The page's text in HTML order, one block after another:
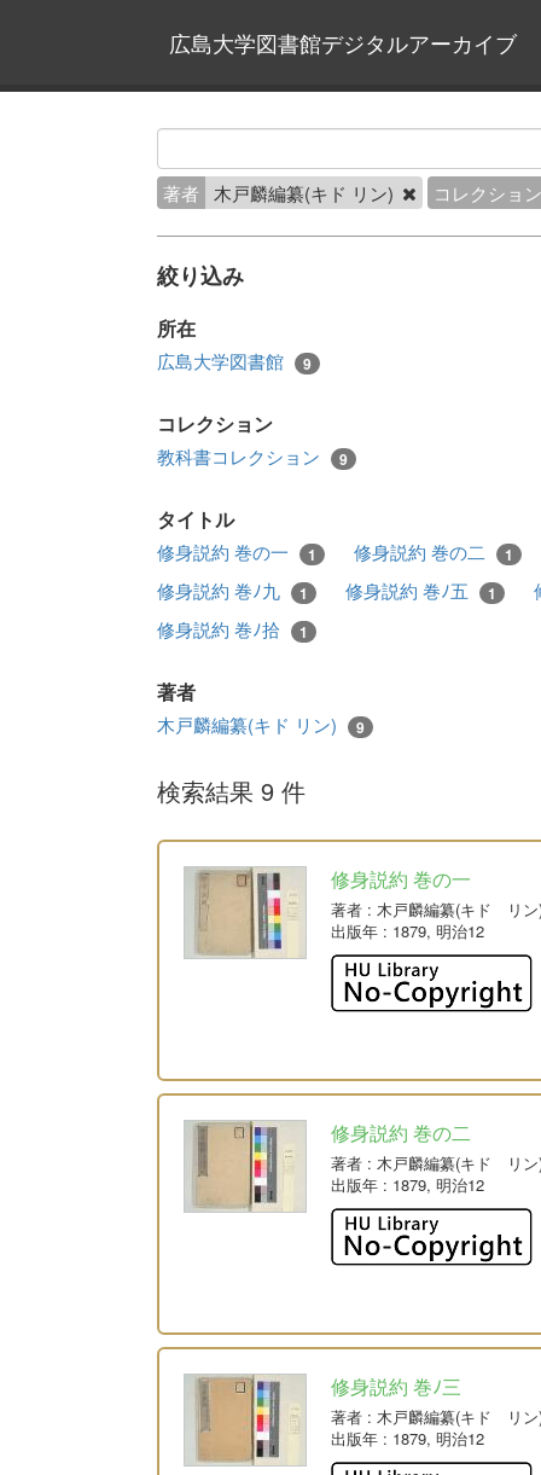
広島大学図書館デジタルアーカイブ
著者 木戸麟編纂(キド リン) コレクション
絞り込み
所在
広島大学図書館 9
コレクション
教科書コレクション 9
タイトル
修身説約 巻の一 1 修身説約 巻の二 1
修身説約 巻ﾉ九 1 修身説約 巻ﾉ五 1
修身説約 巻ﾉ拾
1
著者
木戸麟編纂(キド リン) 9
検索結果 9 件
修身説約 巻の一
著者 : 木戸麟編纂(キド リ
出版年 : 1879, 明治12
修身説約 巻の二
著者 : 木戸麟編纂(キド リ
出版年 : 1879, 明治12
修身説約 巻ﾉ三
著者 : 木戸麟編纂(キド リ
出版年 : 1879, 明治12